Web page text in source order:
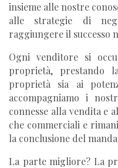
insieme alle nostre
alle strategie di
raggiungere il successo
Ogni venditore si
proprietà, prestando
proprietà sia ai
accompagniamo i
connesse alla vendita e
che commerciali e
la conclusione del
La parte migliore? La